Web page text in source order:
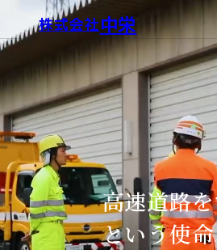
株式会社中栄
高速道路
という使